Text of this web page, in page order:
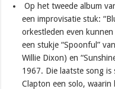
Op het tweede album
een improvisatie stuk:
orkestleden even
een stukje “Spoonful”
Willie Dixon) en
1967. Die laatste song is
Clapton een solo, waarin